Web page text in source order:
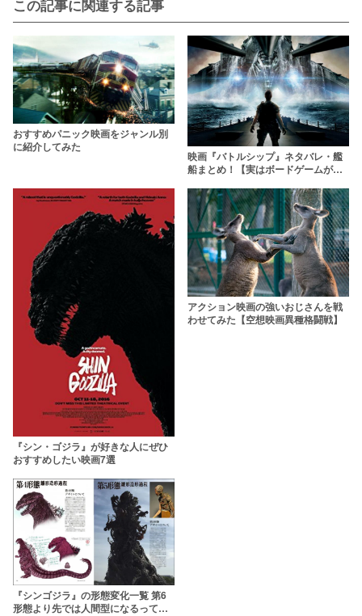
この記事に関連する記事
おすすめパニック映画をジャンル別
に紹介してみた
映画『バトルシップ』ネタバレ・艦
船まとめ！【実はボードゲームが原
『シン・ゴジラ』が好きな人にぜひ
おすすめしたい映画7選
アクション映画の強いおじさんを戦
わせてみた【空想映画異種格闘戦】
『シンゴジラ』の形態変化一覧 第6
形態より先では人間型になるって本